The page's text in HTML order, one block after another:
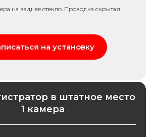
на заднее стекло. Проводка скрытая
на установку
в штатное место
1 камера